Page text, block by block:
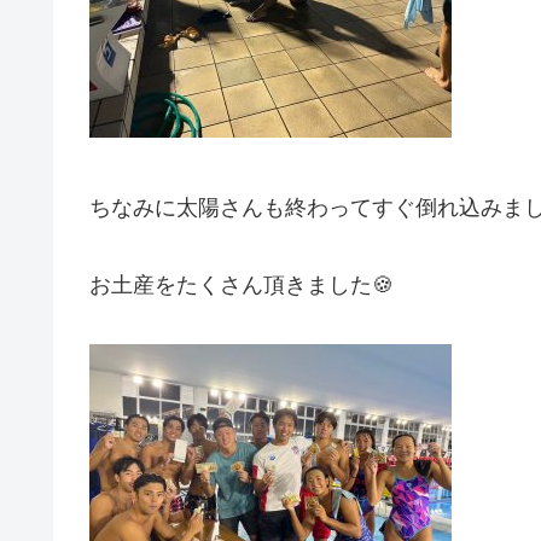
ちなみに太陽さんも終わってすぐ倒れ込みま
お土産をたくさん頂きました🍪